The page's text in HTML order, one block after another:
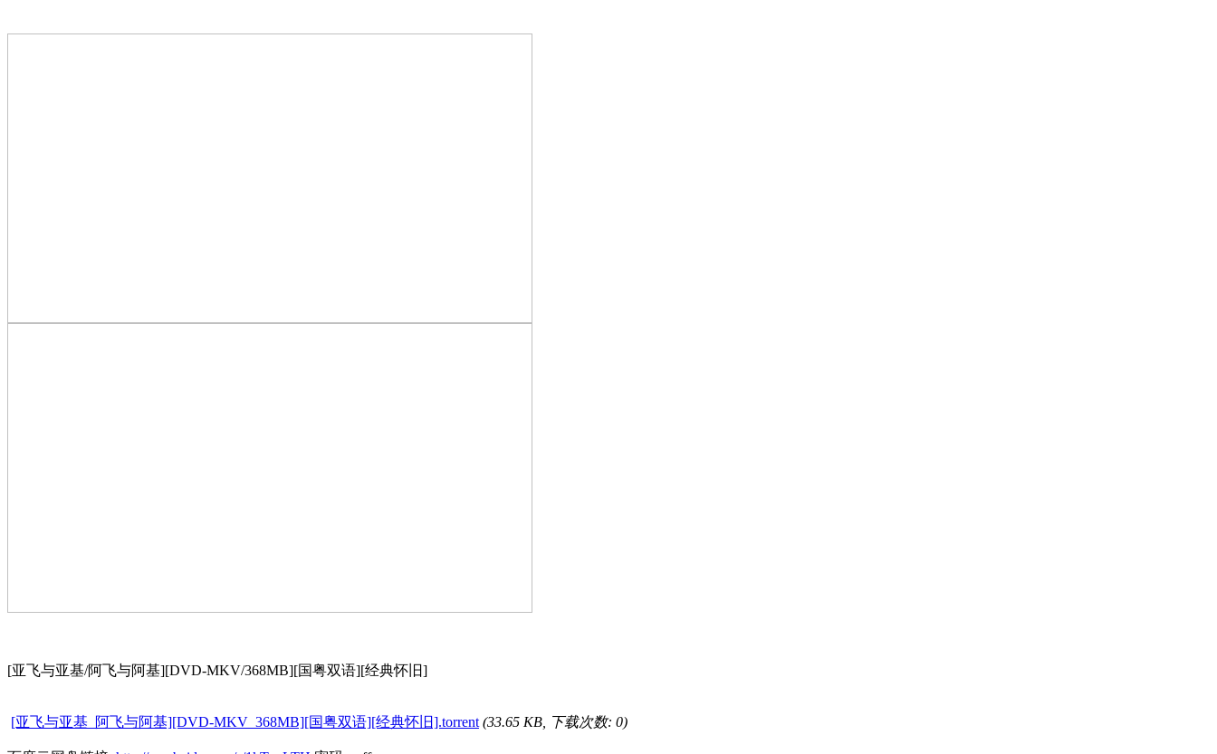
[亚飞与亚基/阿飞与阿基][DVD-MKV/368MB][国粤双语][经典怀旧]
[亚飞与亚基_阿飞与阿基][DVD-MKV_368MB][国粤双语][经典怀旧].torrent (33.65 KB, 下载次数: 0)